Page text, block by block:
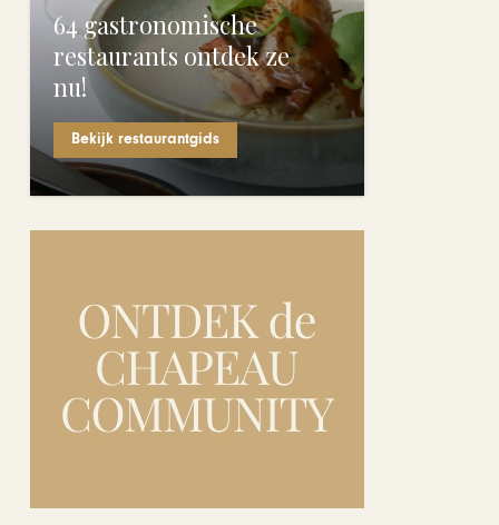
64 gastronomische
restaurants ontdek ze
nu!
Bekijk restaurantgids